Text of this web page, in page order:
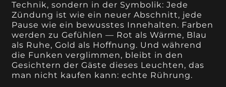
Technik, sondern in der Symbolik: Jede
Zündung ist wie ein neuer Abschnitt, jede
Pause wie ein bewusstes Innehalten. Farben
werden zu Gefühlen — Rot als Wärme, Blau
als Ruhe, Gold als Hoffnung. Und während
die Funken verglimmen, bleibt in den
Gesichtern der Gäste dieses Leuchten, das
man nicht kaufen kann: echte Rührung.